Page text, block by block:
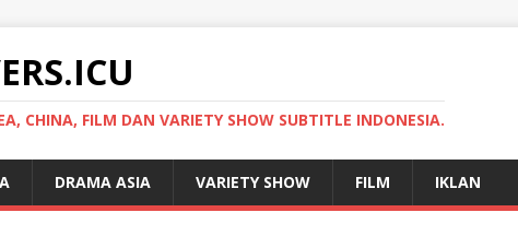
CHINA, FILM DAN VARIETY SHOW SUBTITLE INDONESIA.
DRAMA ASIA VARIETY SHOW FILM IKLAN